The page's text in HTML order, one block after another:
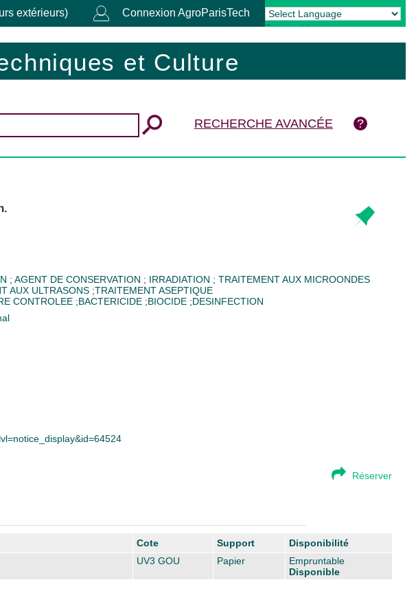
extérieurs) Connexion AgroParisTech
Powered by Translate
et Culture
RECHERCHE AVANCÉE
; AGENT DE CONSERVATION ; IRRADIATION ; TRAITEMENT AUX MICROONDES
AUX ULTRASONS ;TRAITEMENT ASEPTIQUE
CONTROLEE ;BACTERICIDE ;BIOCIDE ;DESINFECTION
Réserver
Cote Support
Disponibilité
UV3 GOU Papier
Empruntable
Disponible